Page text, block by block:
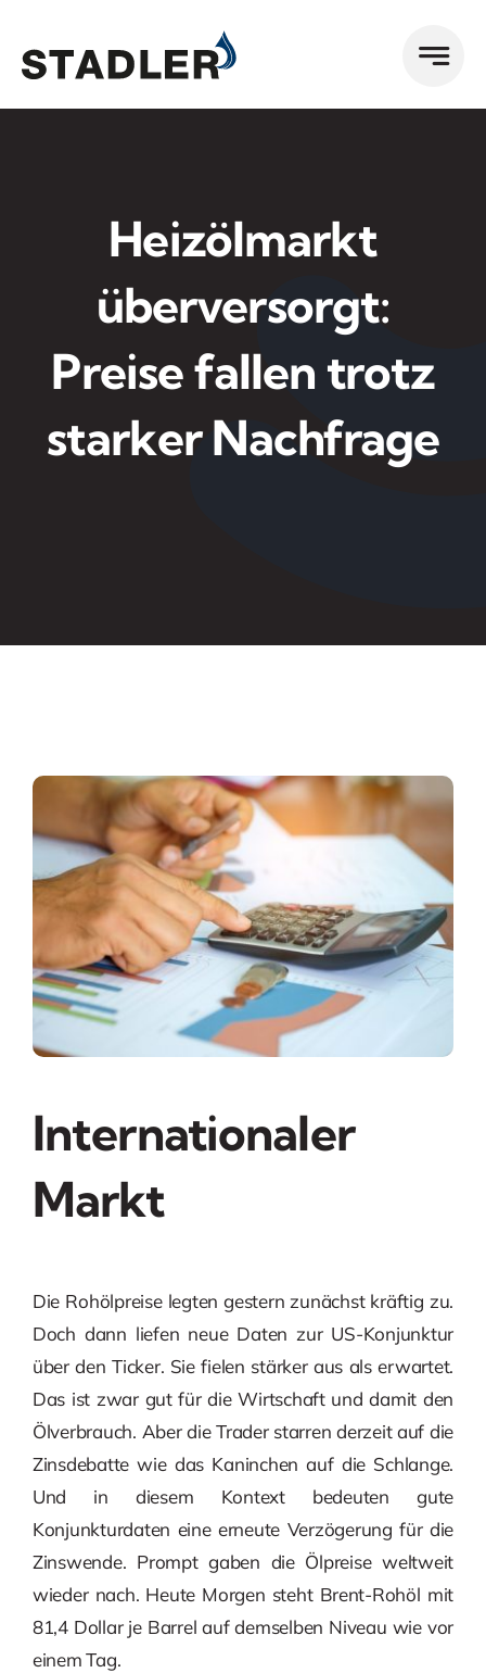
Inhalt
springen
Heizölmarkt
überversorgt:
Preise fallen trotz
starker Nachfrage
Internationaler
Markt
Die Rohölpreise legten gestern zunächst kräftig zu.
Doch dann liefen neue Daten zur US-Konjunktur
über den Ticker. Sie fielen stärker aus als erwartet.
Das ist zwar gut für die Wirtschaft und damit den
Ölverbrauch. Aber die Trader starren derzeit auf die
Zinsdebatte wie das Kaninchen auf die Schlange.
Und in diesem Kontext bedeuten gute
Konjunkturdaten eine erneute Verzögerung für die
Zinswende. Prompt gaben die Ölpreise weltweit
wieder nach. Heute Morgen steht Brent-Rohöl mit
81,4 Dollar je Barrel auf demselben Niveau wie vor
einem Tag.